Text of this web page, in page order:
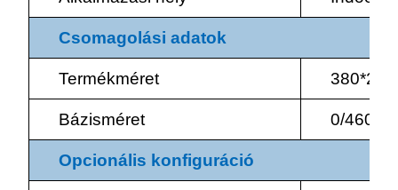
Csomagolási adatok
Termékméret
Bázisméret 0/
Opcionális konfiguráció